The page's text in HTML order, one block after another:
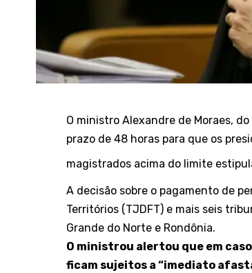
O ministro Alexandre de Moraes,
prazo de 48 horas para que os
magistrados acima do limite
A decisão sobre o pagamento de
Territórios (TJDFT) e mais seis
Grande do Norte e Rondônia.
O ministrou alertou que em
ficam sujeitos a “imediato